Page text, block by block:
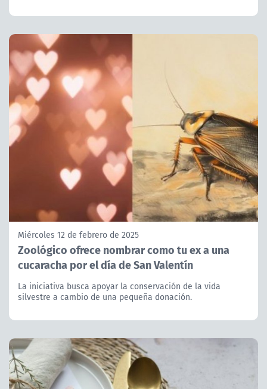
Miércoles 12 de febrero de 2025
Zoológico ofrece nombrar como tu ex a una
cucaracha por el día de San Valentín
La iniciativa busca apoyar la conservación de la vida
silvestre a cambio de una pequeña donación.